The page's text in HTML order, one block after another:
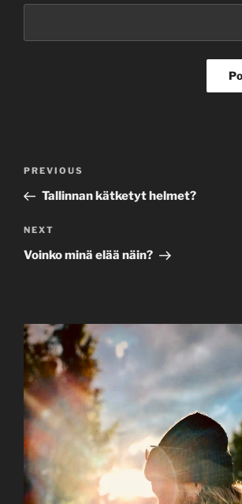
Previous
Post
PREVIOUS
Tallinnan kätketyt helmet?
Next
Post
NEXT
Voinko minä elää näin?